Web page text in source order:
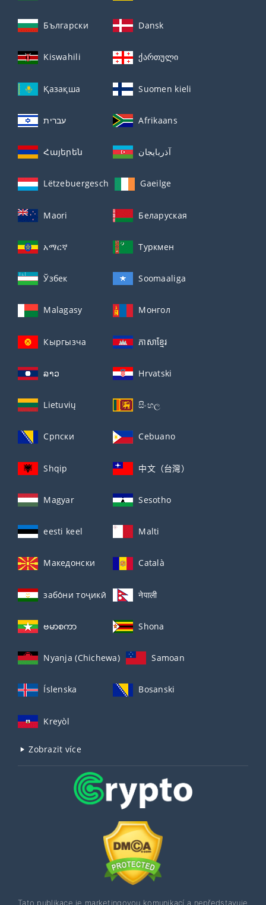
Български Dansk
Kiswahili ქართული
Қазақша Suomen kieli
עברית Afrikaans
Հայերեն آذربايجان
Lëtzebuergesch Gaeilge
Maori Беларуская
አማርኛ Туркмен
Ўзбек Soomaaliga
Malagasy Монгол
Кыргызча ភាសាខ្មែរ
ລາວ Hrvatski
Lietuvių සිංහල
Српски Cebuano
Shqip 中文（台灣）
Magyar Sesotho
eesti keel Malti
Македонски Català
забо́ни тоҷикӣ́ नेपाली
ဗမာစကာ Shona
Nyanja (Chichewa) Samoan
Íslenska Bosanski
Kreyòl
Zobrazit více
Tato publikace je marketingovou komunikací a nepředstavuje